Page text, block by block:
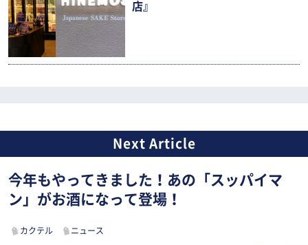
店』
今年もやってきました！あの「スッパイマ
ン」がお酒になって登場！
カクテル ニュース